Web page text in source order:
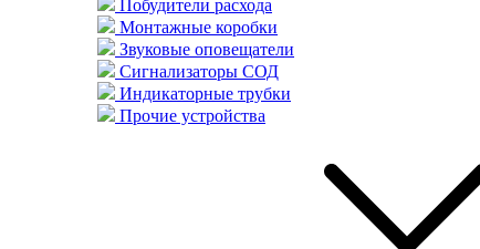
Побудители расхода
Монтажные коробки
Звуковые оповещатели
Сигнализаторы СОД
Индикаторные трубки
Прочие устройства